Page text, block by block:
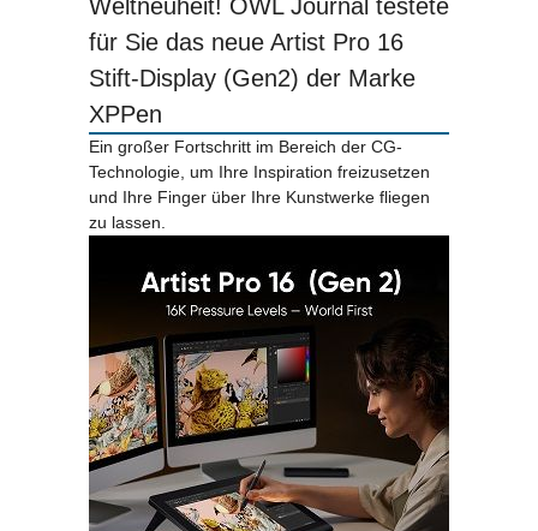
Weltneuheit! OWL Journal testete
für Sie das neue Artist Pro 16
Stift-Display (Gen2) der Marke
XPPen
Ein großer Fortschritt im Bereich der CG-
Technologie, um Ihre Inspiration freizusetzen
und Ihre Finger über Ihre Kunstwerke fliegen
zu lassen.